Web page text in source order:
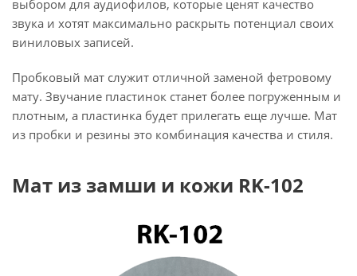
выбором для аудиофилов, которые ценят качество
звука и хотят максимально раскрыть потенциал своих
виниловых записей.
Пробковый мат служит отличной заменой фетровому
мату. Звучание пластинок станет более погруженным и
плотным, а пластинка будет прилегать еще лучше. Мат
из пробки и резины это комбинация качества и стиля.
Мат из замши и кожи RK-102